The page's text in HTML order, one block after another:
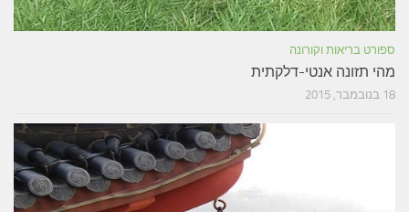
ספורט בריאות וקורונה
מהי תזונה אנטי-דלקתית
18 בנובמבר, 2015